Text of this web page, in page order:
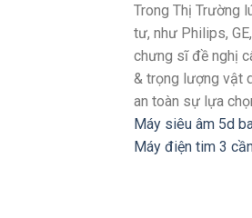
Trong Thị Trường
tư, như Philips,
chưng sĩ đề nghị
& trọng lượng vật
an toàn sự lựa
Máy siêu âm 5d
Máy điện tim 3